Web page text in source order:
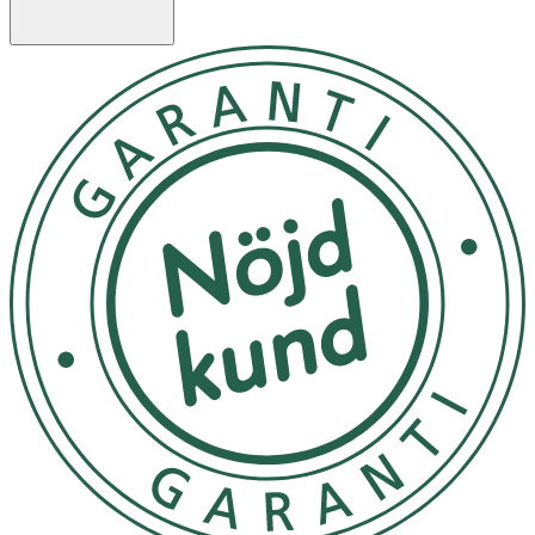
kan känna dig pigg i benen hela dagen oavsett om du
står, går eller sitter mycket. När vi sitter eller står länge
på jobbet är det lätt att ben och fötter svullnar upp och
känns tunga, spända och ibland avdomnade, särskilt mot
slutet av dagen.
Även graviditet, övervikt och flygresor kan orsaka svullna
fötter och ben, medan det i andra fall kan vara kroniska
sjukdomar som ligger bakom. Oavsett orsak är det bra
att veta att svullnaden kan motverkas och behandlas med
motion och kompression med stödstrumpor.
Storleksguide
Storlek
18–21 cm
36–38
S
20–23 cm
38–40
M